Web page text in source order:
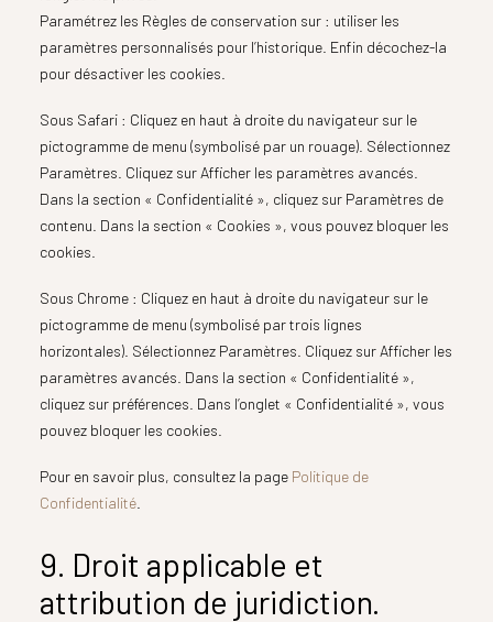
Paramétrez les Règles de conservation sur : utiliser les
paramètres personnalisés pour l’historique. Enfin décochez-la
pour désactiver les cookies.
Sous Safari : Cliquez en haut à droite du navigateur sur le
pictogramme de menu (symbolisé par un rouage). Sélectionnez
Paramètres. Cliquez sur Afficher les paramètres avancés.
Dans la section « Confidentialité », cliquez sur Paramètres de
contenu. Dans la section « Cookies », vous pouvez bloquer les
cookies.
Sous Chrome : Cliquez en haut à droite du navigateur sur le
pictogramme de menu (symbolisé par trois lignes
horizontales). Sélectionnez Paramètres. Cliquez sur Afficher les
paramètres avancés. Dans la section « Confidentialité »,
cliquez sur préférences. Dans l’onglet « Confidentialité », vous
pouvez bloquer les cookies.
Pour en savoir plus, consultez la page Politique de
Confidentialité
9. Droit applicable et
attribution de juridiction.